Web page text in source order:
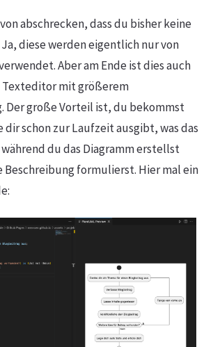
abschrecken, dass du bisher keine
diese werden eigentlich nur von
Aber am Ende ist dies auch
Texteditor mit größerem
Der große Vorteil ist, du bekommst
dir schon zur Laufzeit ausgibt, was das
du das Diagramm erstellst
formulierst. Hier mal ein